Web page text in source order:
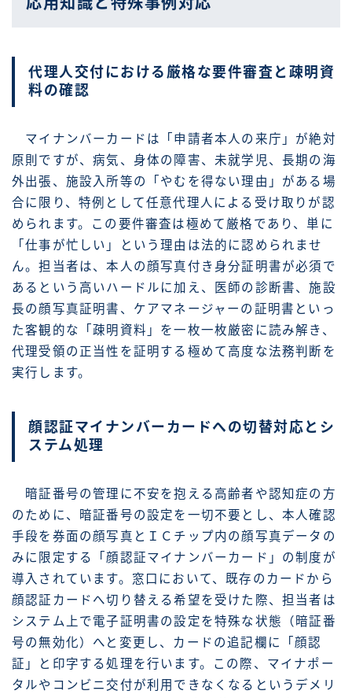
代理人交付における厳格な要件審査と疎明資
料の確認
マイナンバーカードは「申請者本人の来庁」が絶対
原則ですが、病気、身体の障害、未就学児、長期の海
外出張、施設入所等の「やむを得ない理由」がある場
合に限り、特例として任意代理人による受け取りが認
められます。この要件審査は極めて厳格であり、単に
「仕事が忙しい」という理由は法的に認められませ
ん。担当者は、本人の顔写真付き身分証明書が必須で
あるという高いハードルに加え、医師の診断書、施設
長の顔写真証明書、ケアマネージャーの証明書といっ
た客観的な「疎明資料」を一枚一枚厳密に読み解き、
代理受領の正当性を証明する極めて高度な法務判断を
実行します。
顔認証マイナンバーカードへの切替対応とシ
ステム処理
暗証番号の管理に不安を抱える高齢者や認知症の方
のために、暗証番号の設定を一切不要とし、本人確認
手段を券面の顔写真とＩＣチップ内の顔写真データの
みに限定する「顔認証マイナンバーカード」の制度が
導入されています。窓口において、既存のカードから
顔認証カードへ切り替える希望を受けた際、担当者は
システム上で電子証明書の設定を特殊な状態（暗証番
号の無効化）へと変更し、カードの追記欄に「顔認
証」と印字する処理を行います。この際、マイナポー
タルやコンビニ交付が利用できなくなるというデメリ